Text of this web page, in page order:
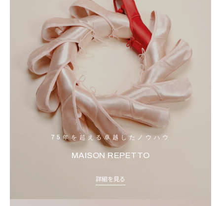
75年を超える卓越したノウハウ
MAISON REPETTO
詳細を見る